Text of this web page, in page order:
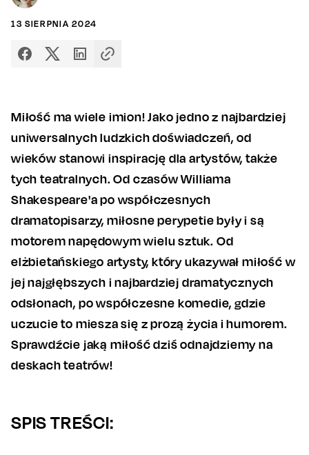
13 SIERPNIA 2024
Miłość ma wiele imion! Jako jedno z najbardziej
uniwersalnych ludzkich doświadczeń, od
wieków stanowi inspirację dla artystów, także
tych teatralnych. Od czasów Williama
Shakespeare'a po współczesnych
dramatopisarzy, miłosne perypetie były i są
motorem napędowym wielu sztuk. Od
elżbietańskiego artysty, który ukazywał miłość w
jej najgłębszych i najbardziej dramatycznych
odsłonach, po współczesne komedie, gdzie
uczucie to miesza się z prozą życia i humorem.
Sprawdźcie jaką miłość dziś odnajdziemy na
deskach teatrów!
SPIS TREŚCI: